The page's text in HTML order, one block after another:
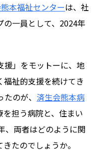
本福祉センターは、社
一員として、2024年
援」をモットーに、地
祉的支援を続けてき
のが、 済生会熊本病
を担う病院と、住まい
、両者はどのように関
たのでしょうか。